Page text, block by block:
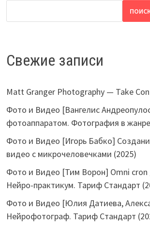
Свежие записи
Matt Granger Photography — Take
Фото и Видео [Вангелис
фотоаппаратом. Фотография в
Фото и Видео [Игорь Бабко]
видео с микрочеловечками (2025)
Фото и Видео [Тим Ворон] Omni cron
Нейро-практикум. Тариф Стандарт
Фото и Видео [Юлия Датиева,
Нейрофотограф. Тариф Стандарт